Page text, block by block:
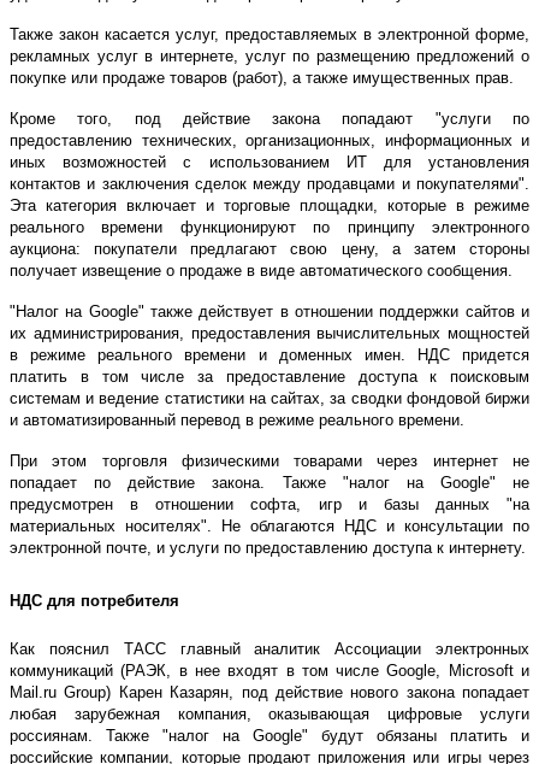
Также закон касается услуг, предоставляемых в электронной форме,
рекламных услуг в интернете, услуг по размещению предложений о
покупке или продаже товаров (работ), а также имущественных прав.
Кроме того, под действие закона попадают "услуги по
предоставлению технических, организационных, информационных и
иных возможностей с использованием ИТ для установления
контактов и заключения сделок между продавцами и покупателями".
Эта категория включает и торговые площадки, которые в режиме
реального времени функционируют по принципу электронного
аукциона: покупатели предлагают свою цену, а затем стороны
получает извещение о продаже в виде автоматического сообщения.
"Налог на Google" также действует в отношении поддержки сайтов и
их администрирования, предоставления вычислительных мощностей
в режиме реального времени и доменных имен. НДС придется
платить в том числе за предоставление доступа к поисковым
системам и ведение статистики на сайтах, за сводки фондовой биржи
и автоматизированный перевод в режиме реального времени.
При этом торговля физическими товарами через интернет не
попадает по действие закона. Также "налог на Google" не
предусмотрен в отношении софта, игр и базы данных "на
материальных носителях". Не облагаются НДС и консультации по
электронной почте, и услуги по предоставлению доступа к интернету.
НДС для потребителя
Как пояснил ТАСС главный аналитик Ассоциации электронных
коммуникаций (РАЭК, в нее входят в том числе Google, Microsoft и
Mail.ru Group) Карен Казарян, под действие нового закона попадает
любая зарубежная компания, оказывающая цифровые услуги
россиянам. Также "налог на Google" будут обязаны платить и
российские компании, которые продают приложения или игры через